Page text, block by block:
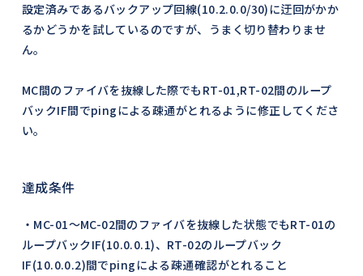
設定済みであるバックアップ回線(10.2.0.0/30)に迂回がかか
るかどうかを試しているのですが、うまく切り替わりませ
ん。
MC間のファイバを抜線した際でもRT-01,RT-02間のループ
バックIF間でpingによる疎通がとれるように修正してくださ
い。
達成条件
・MC-01〜MC-02間のファイバを抜線した状態でもRT-01の
ループバックIF(10.0.0.1)、RT-02のループバック
IF(10.0.0.2)間でpingによる疎通確認がとれること